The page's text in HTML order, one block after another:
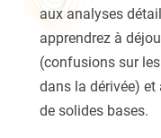
aux analyses
apprendrez à
(confusions sur
dans la dérivée) et
de solides bases.